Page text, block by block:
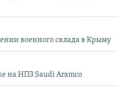
военного склада в Крыму
на НПЗ Saudi Aramco